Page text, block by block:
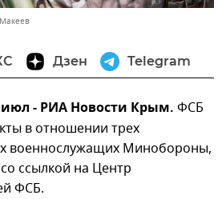
Дзен Telegram
- РИА Новости Крым. ФСБ
в отношении трех
военнослужащих Минобороны,
ссылкой на Центр
ФСБ.